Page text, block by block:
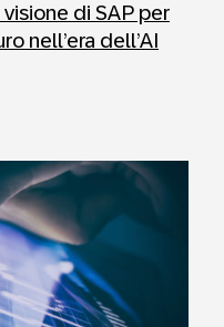
di SAP per
nell’era dell’AI